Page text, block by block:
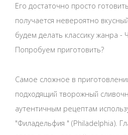
Его достаточно просто
получается невероятно
будем делать классику жанра -
Попробуем приготовить?
Самое сложное в
подходящий творожный
аутентичным рецептам
"Филадельфия " (Philadelphia).